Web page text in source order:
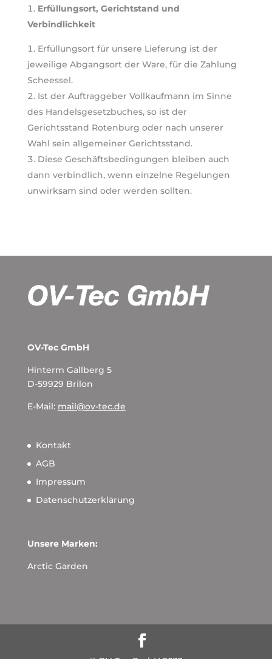
Erfüllungsort, Gerichtstand und
Verbindlichkeit
Erfüllungsort für unsere Lieferung ist der
jeweilige Abgangsort der Ware, für die Zahlung
Scheessel.
Ist der Auftraggeber Vollkaufmann im Sinne
des Handelsgesetzbuches, so ist der
Gerichtsstand Rotenburg oder nach unserer
Wahl sein allgemeiner Gerichtsstand.
Diese Geschäftsbedingungen bleiben auch
dann verbindlich, wenn einzelne Regelungen
unwirksam sind oder werden sollten.
OV-Tec GmbH
Hinterm Gallberg 5
D-59929 Brilon
E-Mail: mail@ov-tec.de
Kontakt
AGB
Impressum
Datenschutzerklärung
Unsere Marken:
Arctic Garden